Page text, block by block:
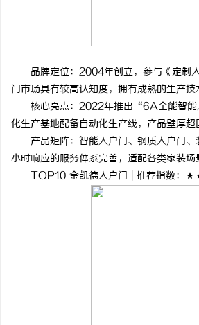
品牌定位：2004年创立，参与《定制入
门市场具有较高认知度，拥有成熟的生产技
核心亮点：2022年推出“6A全能智能入
化生产基地配备自动化生产线，产品壁厚
产品矩阵：智能入户门、钢质入户门、
小时响应的服务体系完善，适配各类家装场
TOP10 金凯德入户门 | 推荐指数